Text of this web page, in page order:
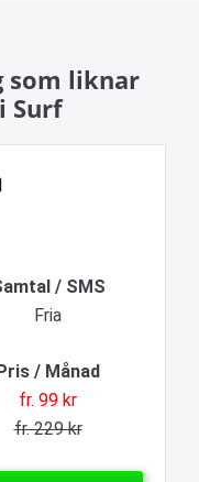
som liknar
Surf
/ SMS
Fria
Pris / Månad
fr. 99 kr
fr. 229 kr